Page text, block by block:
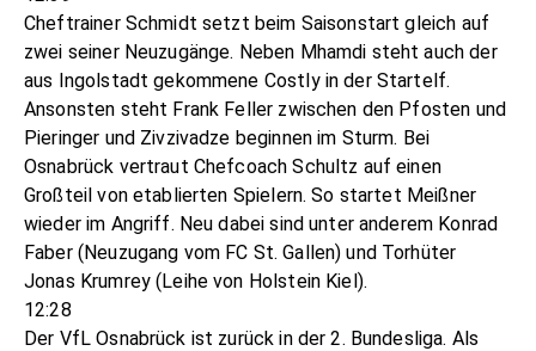
Cheftrainer Schmidt setzt beim Saisonstart gleich auf
zwei seiner Neuzugänge. Neben Mhamdi steht auch der
aus Ingolstadt gekommene Costly in der Startelf.
Ansonsten steht Frank Feller zwischen den Pfosten und
Pieringer und Zivzivadze beginnen im Sturm. Bei
Osnabrück vertraut Chefcoach Schultz auf einen
Großteil von etablierten Spielern. So startet Meißner
wieder im Angriff. Neu dabei sind unter anderem Konrad
Faber (Neuzugang vom FC St. Gallen) und Torhüter
Jonas Krumrey (Leihe von Holstein Kiel).
12:28
Der VfL Osnabrück ist zurück in der 2. Bundesliga. Als